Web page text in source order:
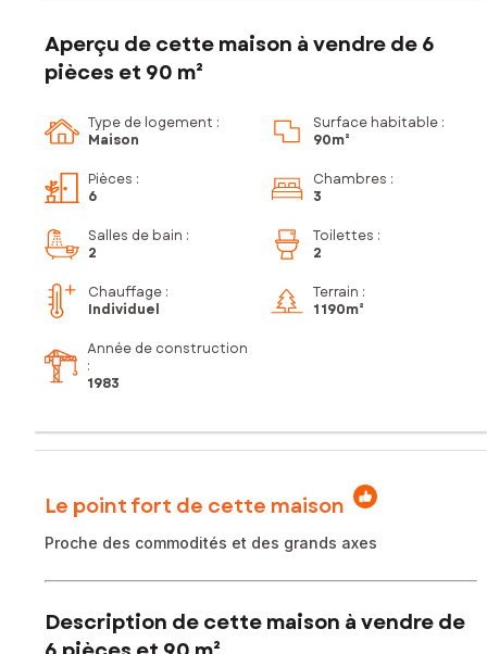
Aperçu de cette maison à vendre de 6
pièces et 90 m²
Type de logement :
Maison
Surface habitable :
90m²
Pièces :
6
Chambres :
3
Salles de bain :
2
Toilettes :
2
Chauffage :
Individuel
Terrain :
1 190m²
Année de construction
:
1983
Le point fort de cette maison
Proche des commodités et des grands axes
Description de cette maison à vendre de